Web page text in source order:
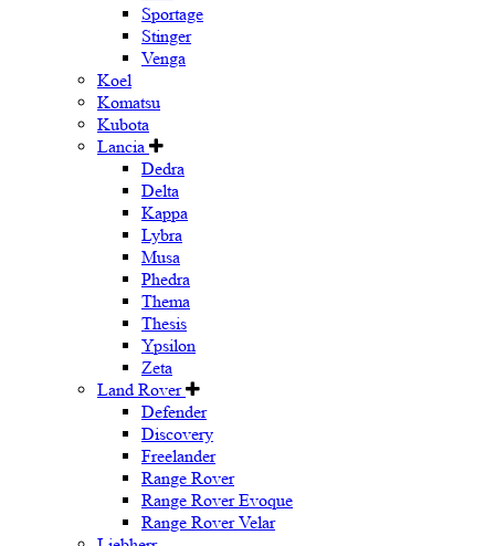
Sportage
Stinger
Venga
Koel
Komatsu
Kubota
Lancia
Dedra
Delta
Kappa
Lybra
Musa
Phedra
Thema
Thesis
Ypsilon
Zeta
Land Rover
Defender
Discovery
Freelander
Range Rover
Range Rover Evoque
Range Rover Velar